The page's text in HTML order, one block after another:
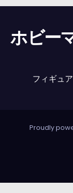
ホビー
フィギュ
Proudly